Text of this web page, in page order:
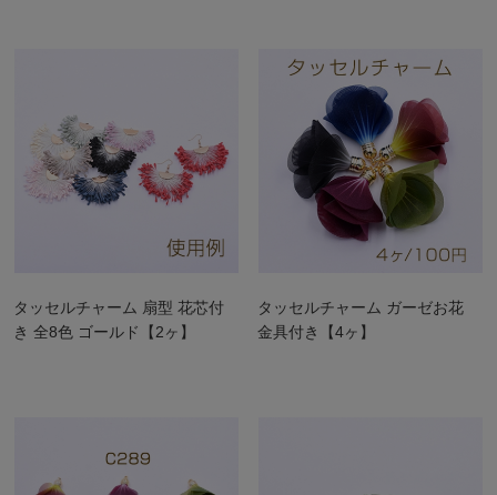
タッセルチャーム 扇型 花芯付
き 全8色 ゴールド【2ヶ】
タッセルチャーム ガーゼお花
金具付き【4ヶ】